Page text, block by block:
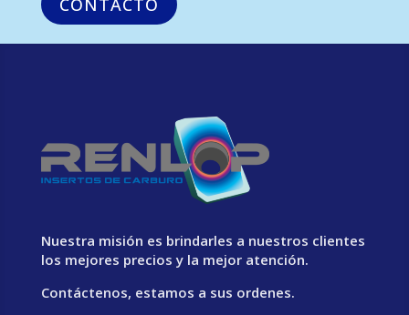
CONTACTO
Nuestra misión es brindarles a nuestros clientes
los mejores precios y la mejor atención.
Contáctenos, estamos a sus ordenes.